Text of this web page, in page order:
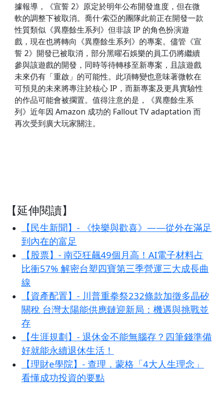
據報導，《宣誓 2》原定於明年公布開發進度，但在微
軟的調整下被取消。喬什·索亞的團隊此前正在開發一款
性質類似《異塵餘生系列》但非該 IP 的角色扮演遊
戲，現在也將轉向《異塵餘生系列》的專案。儘管《宣
誓 2》開發已被取消，部分黑曜石娛樂的員工仍將繼續
參與該遊戲的開發，同時等待轉移至新專案，且該遊戲
未來仍有「重啟」的可能性。此項轉變也意味著微軟在
可預見的未來將專注於核心 IP，而新專案及更具實驗性
的作品可能會被擱置。值得注意的是，《異塵餘生系
列》近年因 Amazon 成功的 Fallout TV adaptation 而
再次受到廣大玩家關注。
【延伸閱讀】
【民生新聞】- 《快樂與歡喜》——從外在滿足
到內在的富足
【股票】- 南亞狂飆49個月高！AI電子材料占
比衝57% 解密台塑四寶第三季營運三大成長曲
線
【資產配置】- 川普重拳祭232條款加徵多晶矽
關稅 台灣太陽能供應鏈迎新局：機遇與挑戰並
存
【生涯規劃】- 退休金不能無腦存？四筆錢準備
好就能永續退休生活！
【理財e學院】- 查理．蒙格「4大人生理念」
看懂成功投資的要點